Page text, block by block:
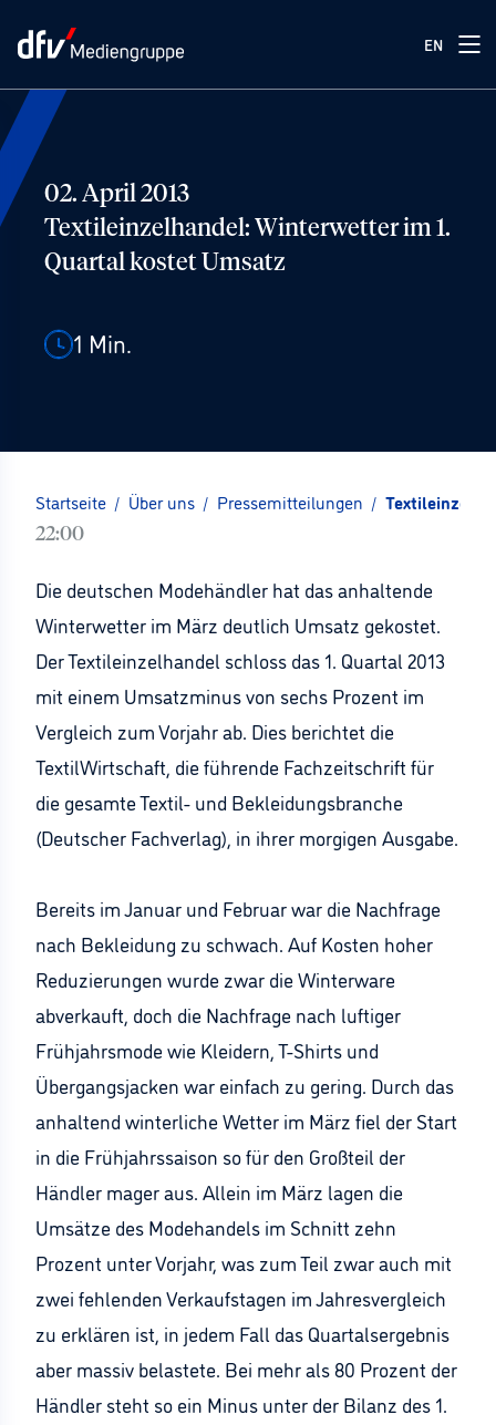
EN
02. April 2013
Textileinzelhandel: Winterwetter im 1.
Quartal kostet Umsatz
1 Min.
Startseite / Über uns / Pressemitteilungen /
22:00
Die deutschen Modehändler hat das anhaltende
Winterwetter im März deutlich Umsatz gekostet.
Der Textileinzelhandel schloss das 1. Quartal 2013
mit einem Umsatzminus von sechs Prozent im
Vergleich zum Vorjahr ab. Dies berichtet die
TextilWirtschaft, die führende Fachzeitschrift für
die gesamte Textil- und Bekleidungsbranche
(Deutscher Fachverlag), in ihrer morgigen Ausgabe.
Bereits im Januar und Februar war die Nachfrage
nach Bekleidung zu schwach. Auf Kosten hoher
Reduzierungen wurde zwar die Winterware
abverkauft, doch die Nachfrage nach luftiger
Frühjahrsmode wie Kleidern, T-Shirts und
Übergangsjacken war einfach zu gering. Durch das
anhaltend winterliche Wetter im März fiel der Start
in die Frühjahrssaison so für den Großteil der
Händler mager aus. Allein im März lagen die
Umsätze des Modehandels im Schnitt zehn
Prozent unter Vorjahr, was zum Teil zwar auch mit
zwei fehlenden Verkaufstagen im Jahresvergleich
zu erklären ist, in jedem Fall das Quartalsergebnis
aber massiv belastete. Bei mehr als 80 Prozent der
Händler steht so ein Minus unter der Bilanz des 1.